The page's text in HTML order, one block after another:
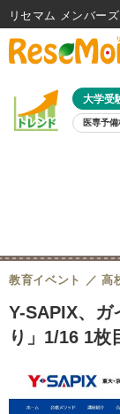
大学受
医専予
Y-SAPIX、ガ
り」1/16 1枚
教育イベント 高
リセマム メンバーズ